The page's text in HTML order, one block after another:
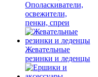
Ополаскиватели,
освежители,
пенки, спреи
Жевательные
резинки и леденцы